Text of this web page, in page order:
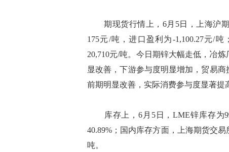
期现货行情上，6月5日，上海沪期
175元/吨，进口盈利为-1,100.27元/
20,710元/吨。今日期锌大幅走低，冶
显改善，下游参与度明显增加，贸易
前期明显改善，实际消费参与度显著提
库存上，6月5日，LME锌库存为
40.89%；国内库存方面，上海期货交
吨。